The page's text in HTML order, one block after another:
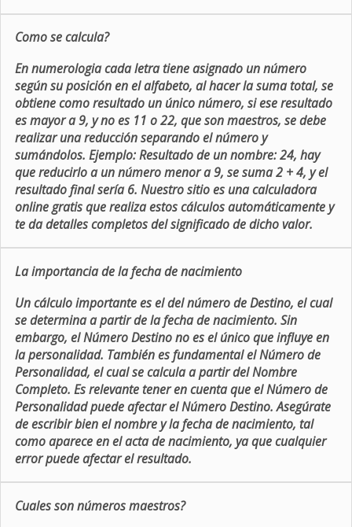
Como se calcula?
En numerologia cada letra tiene asignado un número
según su posición en el alfabeto, al hacer la suma total, se
obtiene como resultado un único número, si ese resultado
es mayor a 9, y no es 11 o 22, que son maestros, se debe
realizar una reducción separando el número y
sumándolos. Ejemplo: Resultado de un nombre: 24, hay
que reducirlo a un número menor a 9, se suma 2 + 4, y el
resultado final sería 6. Nuestro sitio es una calculadora
online gratis que realiza estos cálculos automáticamente y
te da detalles completos del significado de dicho valor.
La importancia de la fecha de nacimiento
Un cálculo importante es el del número de Destino, el cual
se determina a partir de la fecha de nacimiento. Sin
embargo, el Número Destino no es el único que influye en
la personalidad. También es fundamental el Número de
Personalidad, el cual se calcula a partir del Nombre
Completo. Es relevante tener en cuenta que el Número de
Personalidad puede afectar el Número Destino. Asegúrate
de escribir bien el nombre y la fecha de nacimiento, tal
como aparece en el acta de nacimiento, ya que cualquier
error puede afectar el resultado.
Cuales son números maestros?